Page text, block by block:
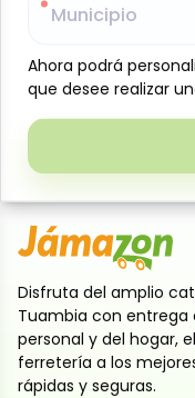
Galletas dulces
una textura
Ideales para
g en 12 paquetes
prácticos para
Disfruta del amplio
Tuambia con entrega
personal y del hogar,
ferretería a los
rápidas y seguras.
Municipio
Ahora podrá
que desee realizar
Municipio
Ahora podrá
que desee realizar